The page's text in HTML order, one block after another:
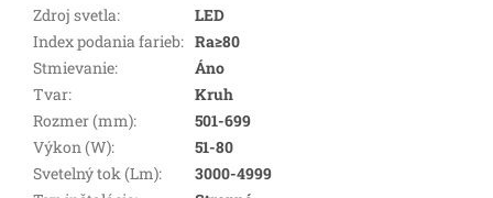
Zdroj svetla:
LED
Index podania farieb: Ra≥80
Stmievanie:
Áno
Tvar:
Kruh
Rozmer (mm):
501-699
Výkon (W):
51-80
Svetelný tok (Lm):
3000-4999